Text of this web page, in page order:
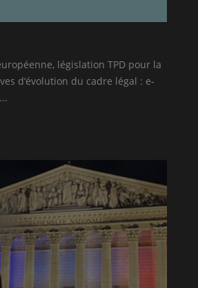
législation TPD pour la
d’évolution du cadre légal : e-